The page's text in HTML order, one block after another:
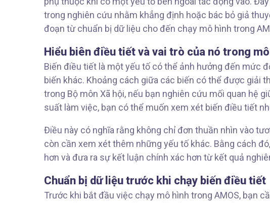
trong nghiên cứu nhằm khẳng định hoặc bác bỏ giả
đoạn từ chuẩn bị dữ liệu cho đến chạy mô hình trong
Hiểu biên điều tiết và vai trò của nó trong
Biến điều tiết là một yếu tố có thể ảnh hưởng đến mức
biến khác. Khoảng cách giữa các biến có thể được giải
trong Bộ môn Xã hội, nếu bạn nghiên cứu mối quan hệ
suất làm việc, bạn có thể muốn xem xét biến điều tiết
Điều này có nghĩa rằng không chỉ đơn thuần nhìn vào
còn cần xem xét thêm những yếu tố khác. Bằng cách
hơn và đưa ra sự kết luận chính xác hơn từ kết quả
Chuẩn bị dữ liệu trước khi chạy biến điều tiết
Trước khi bắt đầu việc chạy mô hình trong AMOS, bạn